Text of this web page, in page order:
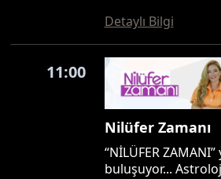
Detaylı Bilgi
11:00
Nilüfer Zamanı
“NİLÜFER
buluşuyor...